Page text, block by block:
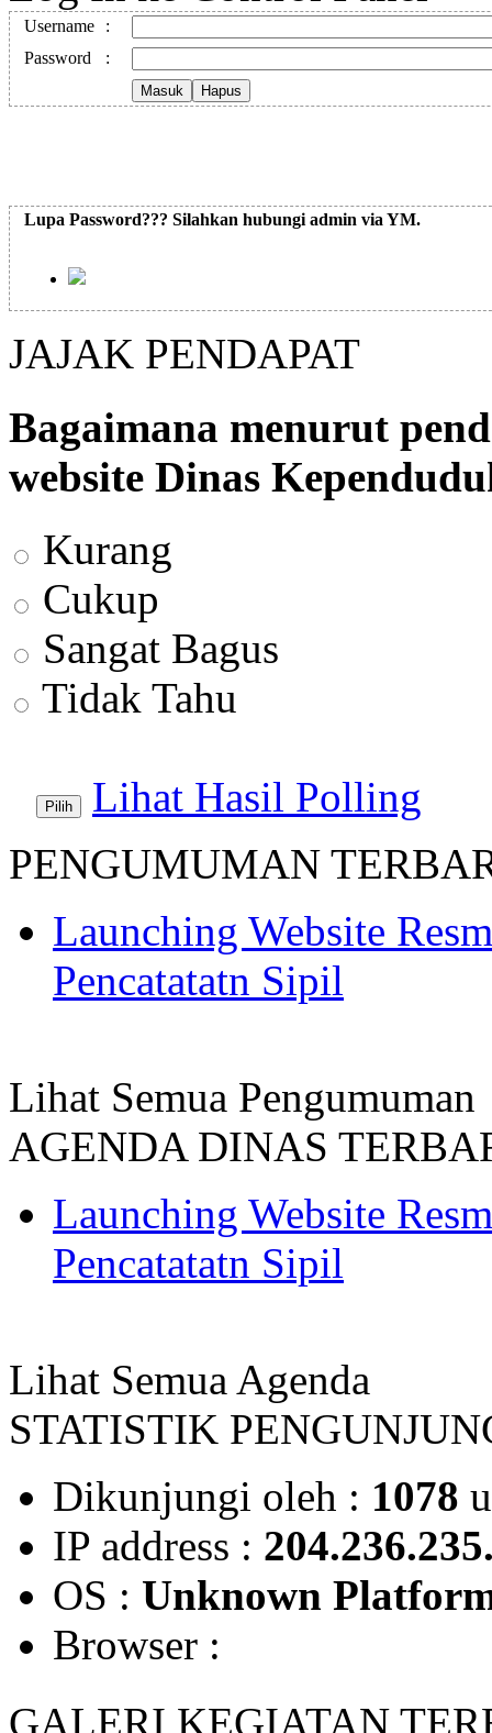
Username
:
Password
:
Lupa Password??? Silahkan hubungi admin via YM.
JAJAK PENDAPAT
Bagaimana menurut
website Dinas
Kurang
Cukup
Sangat Bagus
Tidak Tahu
Lihat Hasil Polling
PENGUMUMAN
Launching Website
Pencatatatn Sipil
Lihat Semua Pengumuman
AGENDA DINAS
Launching Website
Pencatatatn Sipil
Lihat Semua Agenda
STATISTIK
Dikunjungi oleh : 1078
IP address :
OS : Unknown
Browser :
GALERI KEGIATAN